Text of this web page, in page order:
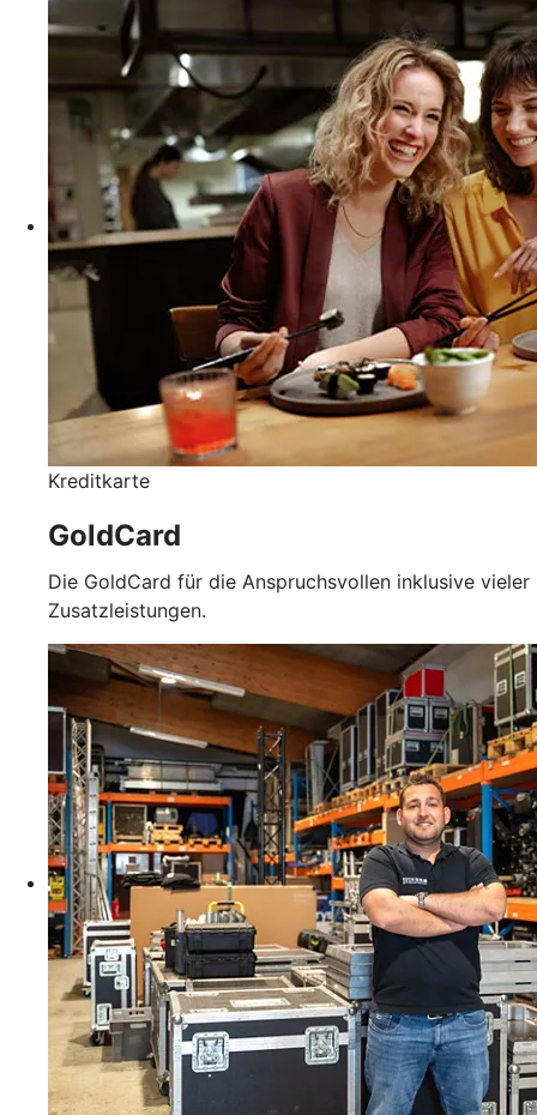
Kreditkarte
GoldCard
Die GoldCard für die Anspruchsvollen inklusive vieler
Zusatzleistungen.